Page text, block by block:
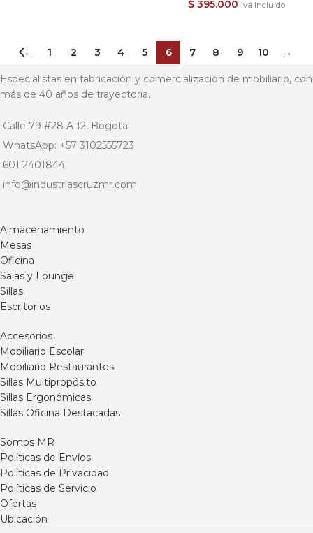
$ 395.000 Iva Incluido
← 1 2 3 4 5 6 7 8 9 10 →
Especialistas en fabricación y comercialización de mobiliario, con
más de 40 años de trayectoria.
Calle 79 #28 A 12, Bogotá
WhatsApp: +57 3102555723
601 2401844
info@industriascruzmr.com
Almacenamiento
Mesas
Oficina
Salas y Lounge
Sillas
Escritorios
Accesorios
Mobiliario Escolar
Mobiliario Restaurantes
Sillas Multipropósito
Sillas Ergonómicas
Sillas Oficina Destacadas
Somos MR
Políticas de Envíos
Políticas de Privacidad
Políticas de Servicio
Ofertas
Ubicación